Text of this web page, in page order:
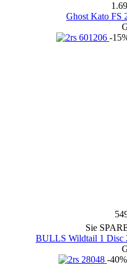
Ghost Kato FS
-
Sie
BULLS Wildtail 1 Disc
-40%